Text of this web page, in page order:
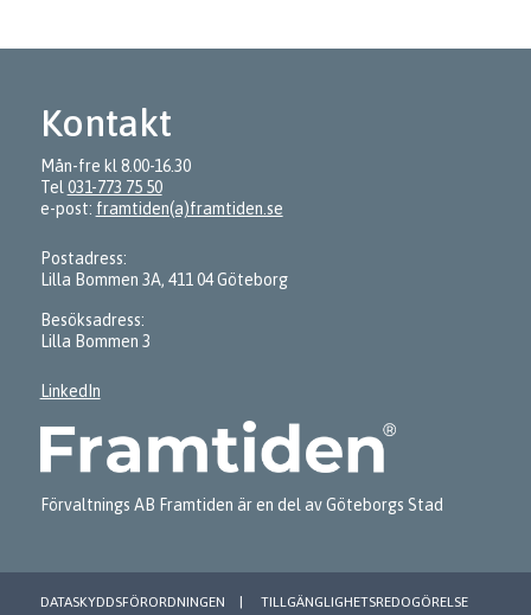
Kontakt
Mån-fre kl 8.00-16.30
Tel 031-773 75 50
e-post: framtiden(a)framtiden.se
Postadress:
Lilla Bommen 3A, 411 04 Göteborg
Besöksadress:
Lilla Bommen 3
LinkedIn
Förvaltnings AB Framtiden är en del av Göteborgs Stad
DATASKYDDSFÖRORDNINGEN TILLGÄNGLIGHETSREDOGÖRELSE